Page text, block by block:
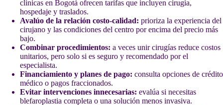
clínicas en Bogotá ofrecen tarifas que incluyen cirugía,
hospedaje y traslados.
Avalúo de la relación costo-calidad: prioriza la experiencia del
cirujano y las condiciones del centro por encima del precio más
bajo.
Combinar procedimientos: a veces unir cirugías reduce costos
unitarios, pero solo si es seguro y recomendado por el
especialista.
Financiamiento y planes de pago: consulta opciones de crédito
médico o pagos fraccionados.
Evitar intervenciones innecesarias: evalúa si necesitas
blefaroplastia completa o una solución menos invasiva.